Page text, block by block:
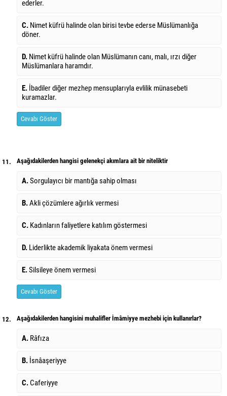
ederler.
C. Nimet küfrü halinde olan birisi tevbe ederse Müslümanlığa
döner.
D. Nimet küfrü halinde olan Müslümanın canı, malı, ırzı diğer
Müslümanlara haramdır.
E. İbadiler diğer mezhep mensuplarıyla evlilik münasebeti
kuramazlar.
Cevabı Göster
11. Aşağıdakilerden hangisi gelenekçi akımlara ait bir niteliktir
A.Sorgulayıcı bir mantığa sahip olması
B.Akli çözümlere ağırlık vermesi
C. Kadınların faliyetlere katılım göstermesi
D. Liderlikte akademik liyakata önem vermesi
E.Silsileye önem vermesi
Cevabı Göster
12. Aşağıdakilerden hangisini muhalifler İmâmiyye mezhebi için kullanırlar?
A. Râfıza
B. İsnâaşeriyye
C.Caferiyye